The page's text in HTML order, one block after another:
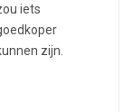
iets
zijn.